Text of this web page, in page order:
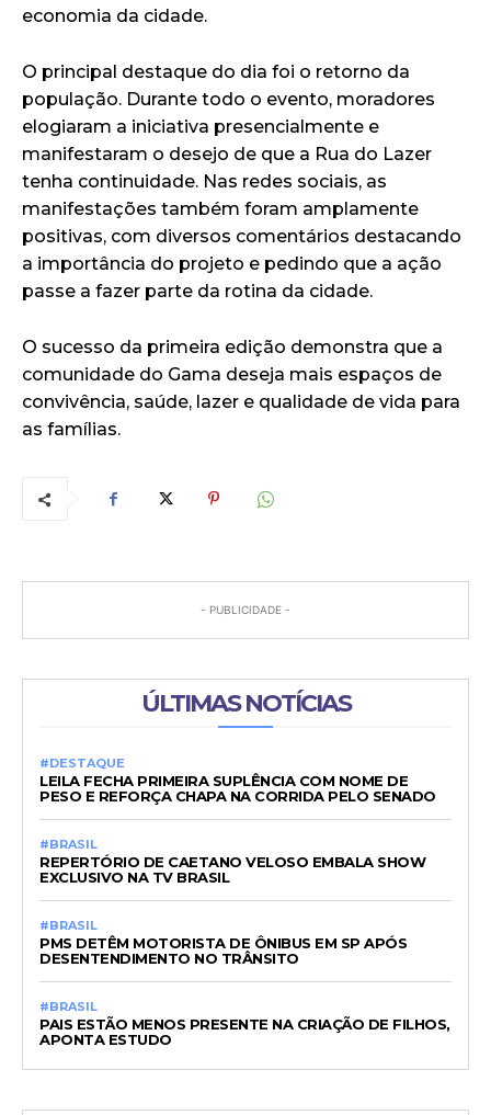
economia da cidade.
O principal destaque do dia foi o retorno da
população. Durante todo o evento, moradores
elogiaram a iniciativa presencialmente e
manifestaram o desejo de que a Rua do Lazer
tenha continuidade. Nas redes sociais, as
manifestações também foram amplamente
positivas, com diversos comentários destacando
a importância do projeto e pedindo que a ação
passe a fazer parte da rotina da cidade.
O sucesso da primeira edição demonstra que a
comunidade do Gama deseja mais espaços de
convivência, saúde, lazer e qualidade de vida para
as famílias.
- PUBLICIDADE -
ÚLTIMAS NOTÍCIAS
#DESTAQUE
LEILA FECHA PRIMEIRA SUPLÊNCIA COM NOME DE
PESO E REFORÇA CHAPA NA CORRIDA PELO SENADO
#BRASIL
REPERTÓRIO DE CAETANO VELOSO EMBALA SHOW
EXCLUSIVO NA TV BRASIL
#BRASIL
PMS DETÊM MOTORISTA DE ÔNIBUS EM SP APÓS
DESENTENDIMENTO NO TRÂNSITO
#BRASIL
PAIS ESTÃO MENOS PRESENTE NA CRIAÇÃO DE FILHOS,
APONTA ESTUDO